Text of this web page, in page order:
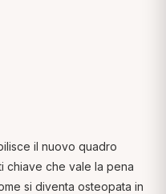
il nuovo quadro
chiave che vale la pena
si diventa osteopata in